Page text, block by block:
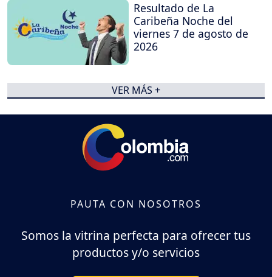
Resultado de La
Caribeña Noche del
viernes 7 de agosto de
2026
VER MÁS +
PAUTA CON NOSOTROS
Somos la vitrina perfecta para ofrecer tus
productos y/o servicios